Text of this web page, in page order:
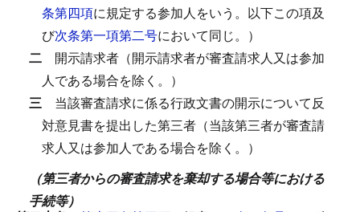
条第四項に規定する参加人をいう。以下この項及
び次条第一項第二号において同じ。）
二 開示請求者（開示請求者が審査請求人又は参加
人である場合を除く。）
三 当該審査請求に係る行政文書の開示について反
対意見書を提出した第三者（当該第三者が審査請
求人又は参加人である場合を除く。）
（第三者からの審査請求を棄却する場合等における
手続等）